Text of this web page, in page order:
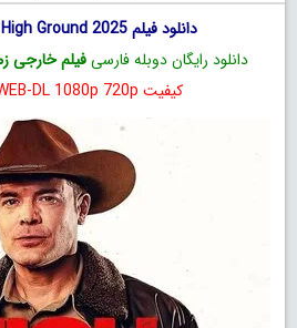
دانلود فیلم High Ground 2025 با لینک مستقیم
دانلود رایگان دوبله فارسیفیلم خارجی
کیفیت WEB-DL 1080p 720p دوبله فارسی